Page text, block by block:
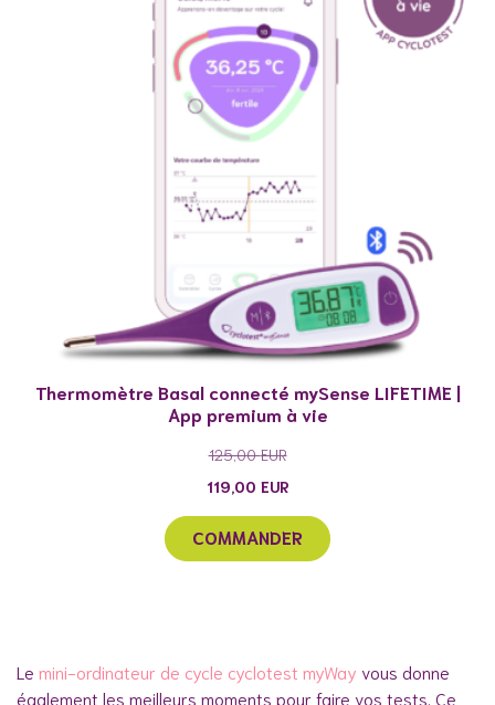
Thermomètre Basal connecté mySense LIFETIME |
App premium à vie
125,00EUR
119,00 EUR
COMMANDER
Le mini-ordinateur de cycle cyclotest myWay vous donne
également les meilleurs moments pour faire vos tests. Ce